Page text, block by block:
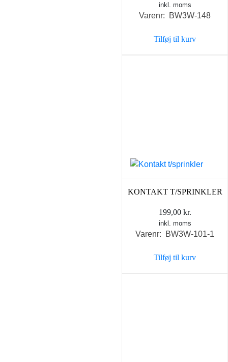
inkl. moms
Varenr: BW3W-148
Tilføj til kurv
KONTAKT T/SPRINKLER
199,00 kr.
inkl. moms
Varenr: BW3W-101-1
Tilføj til kurv